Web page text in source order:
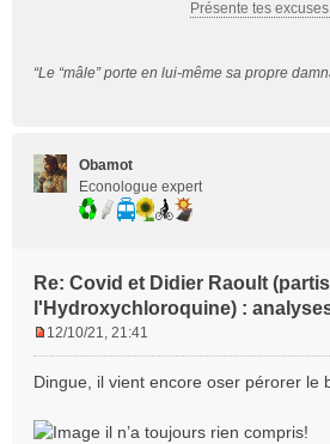
Présente tes excuses
“Le “mâle” porte en lui-même sa propre
Obamot
Econologue expert
Re: Covid et Didier Raoult
l'Hydroxychloroquine) :
s
a
12/10/21, 21:41
Dingue, il vient encore oser pérorer le
il n’a toujours rien compris!